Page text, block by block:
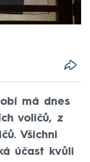
má dnes
voličů, z
Všichni
účast kvůli